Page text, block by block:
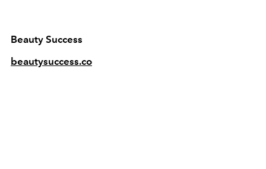
Beauty Success
beautysuccess.co